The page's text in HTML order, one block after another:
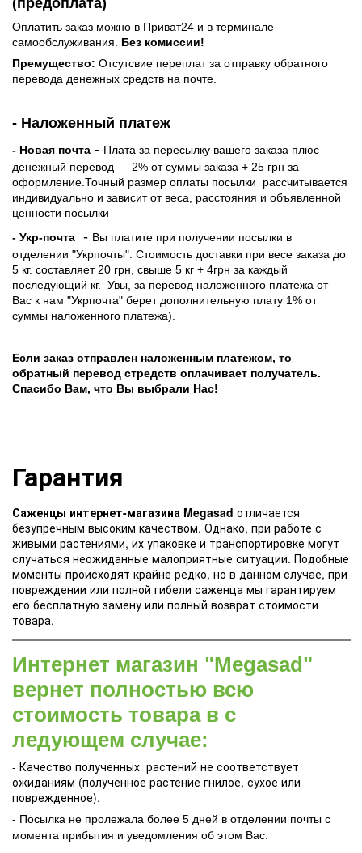
(предоплата)
Оплатить заказ можно в Приват24 и в терминале
самообслуживания. Без комиссии!
Премущество: Отсутсвие переплат за отправку обратного
перевода денежных средств на почте.
- Наложенный платеж
- Новая почта - Плата за пересылку вашего заказа плюс
денежный перевод — 2% от суммы заказа + 25 грн за
оформление.Точный размер оплаты посылки рассчитывается
индивидуально и зависит от веса, расстояния и объявленной
ценности посылки
- Укр-почта
- Вы платите при получении посылки в
отделении "Укрпочты". Стоимость доставки при весе заказа до
5 кг. составляет 20 грн, свыше 5 кг + 4грн за каждый
последующий кг. Увы, за перевод наложенного платежа от
Вас к нам "Укрпочта" берет дополнительную плату 1% от
суммы наложенного платежа).
Если заказ отправлен наложенным платежом, то
обратный перевод стредств оплачивает получатель.
Спасибо Вам, что Вы выбрали Нас!
Гарантия
Саженцы интернет-магазина Megasad отличается
безупречным высоким качеством. Однако, при работе с
живыми растениями, их упаковке и транспортировке могут
случаться неожиданные малоприятные ситуации. Подобные
моменты происходят крайне редко, но в данном случае, при
повреждении или полной гибели саженца мы гарантируем
его бесплатную замену или полный возврат стоимости
товара.
Интернет магазин "Megasad"
вернет полностью всю
стоимость товара в с
ледующем случае:
- Качество полученных растений не соответствует
ожиданиям (полученное растение гнилое, сухое или
поврежденное).
- Посылка не пролежала более 5 дней в отделении почты с
момента прибытия и уведомления об этом Вас.